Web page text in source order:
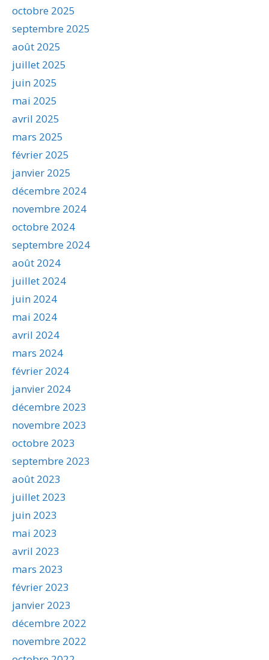
octobre 2025
septembre 2025
août 2025
juillet 2025
juin 2025
mai 2025
avril 2025
mars 2025
février 2025
janvier 2025
décembre 2024
novembre 2024
octobre 2024
septembre 2024
août 2024
juillet 2024
juin 2024
mai 2024
avril 2024
mars 2024
février 2024
janvier 2024
décembre 2023
novembre 2023
octobre 2023
septembre 2023
août 2023
juillet 2023
juin 2023
mai 2023
avril 2023
mars 2023
février 2023
janvier 2023
décembre 2022
novembre 2022